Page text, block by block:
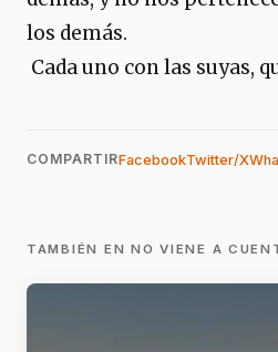
los demás.
Cada uno con las suyas,
COMPARTIRFacebookTwitter/X
TAMBIÉN EN NO VIENE A